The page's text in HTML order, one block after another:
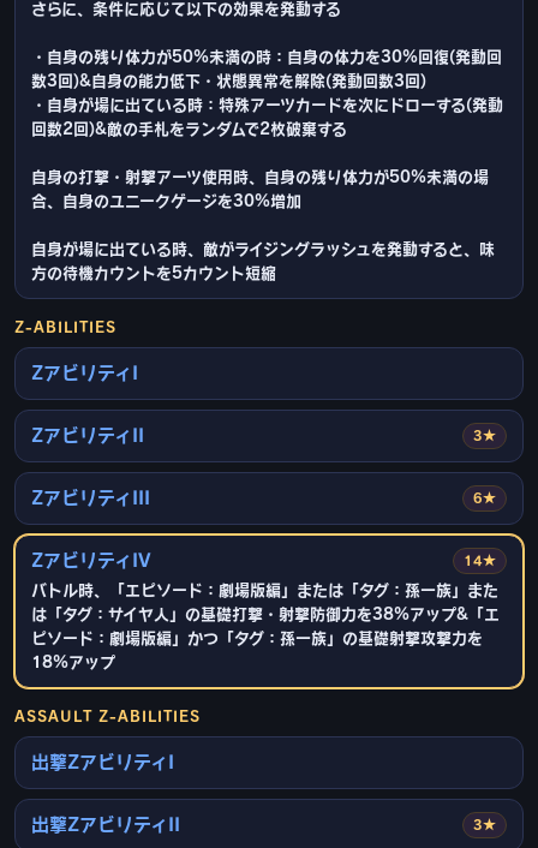
さらに、条件に応じて以下の効果を発動する
・自身の残り体力が50%未満の時：自身の体力を30%回復(発動回
数3回)&自身の能力低下・状態異常を解除(発動回数3回)
・自身が場に出ている時：特殊アーツカードを次にドローする(発動
回数2回)&敵の手札をランダムで2枚破棄する
自身の打撃・射撃アーツ使用時、自身の残り体力が50%未満の場
合、自身のユニークゲージを30%増加
自身が場に出ている時、敵がライジングラッシュを発動すると、味
方の待機カウントを5カウント短縮
Z-ABILITIES
ZアビリティI
3★
ZアビリティII
6★
ZアビリティIII
14★
ZアビリティIV
バトル時、「エピソード：劇場版編」または「タグ：孫一族」また
は「タグ：サイヤ人」の基礎打撃・射撃防御力を38%アップ&「エ
ピソード：劇場版編」かつ「タグ：孫一族」の基礎射撃攻撃力を
18%アップ
ASSAULT Z-ABILITIES
出撃ZアビリティI
3★
出撃ZアビリティII